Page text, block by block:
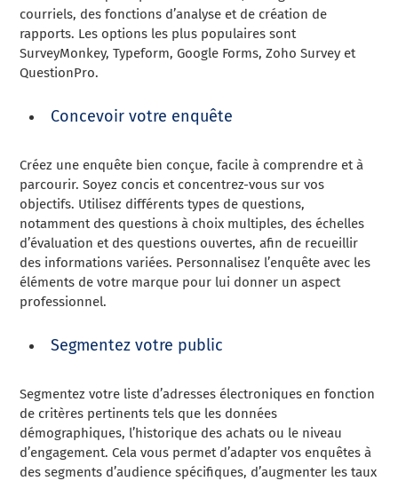
courriels, des fonctions d’analyse et de création de
rapports. Les options les plus populaires sont
SurveyMonkey, Typeform, Google Forms, Zoho Survey et
QuestionPro.
Concevoir votre enquête
Créez une enquête bien conçue, facile à comprendre et à
parcourir. Soyez concis et concentrez-vous sur vos
objectifs. Utilisez différents types de questions,
notamment des questions à choix multiples, des échelles
d’évaluation et des questions ouvertes, afin de recueillir
des informations variées. Personnalisez l’enquête avec les
éléments de votre marque pour lui donner un aspect
professionnel.
Segmentez votre public
Segmentez votre liste d’adresses électroniques en fonction
de critères pertinents tels que les données
démographiques, l’historique des achats ou le niveau
d’engagement. Cela vous permet d’adapter vos enquêtes à
des segments d’audience spécifiques, d’augmenter les taux